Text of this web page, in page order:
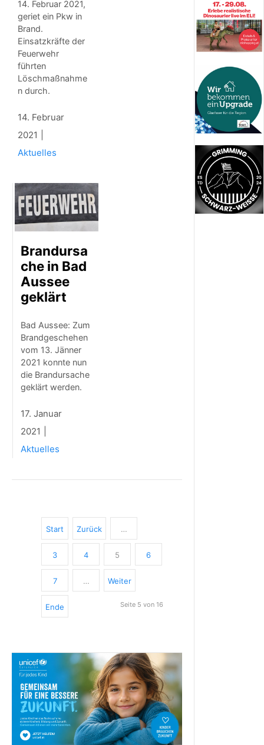
14. Februar 2021,
geriet ein Pkw in
Brand.
Einsatzkräfte der
Feuerwehr
führten
Löschmaßnahme
n durch.
14. Februar
2021
Aktuelles
Brandursa
che in Bad
Aussee
geklärt
Bad Aussee: Zum
Brandgeschehen
vom 13. Jänner
2021 konnte nun
die Brandursache
geklärt werden.
17. Januar
2021
Aktuelles
Start Zurück …
3 4 5 6
7 … Weiter
Ende Seite 5 von 16